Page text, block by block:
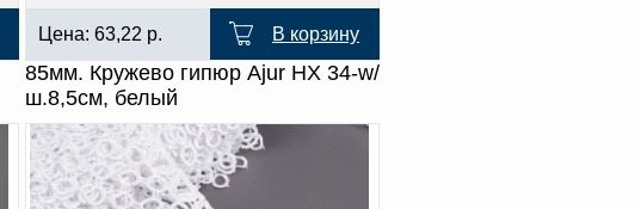
Цена: 63,22 р. В корзину
85мм. Кружево гипюр Ajur HX 34-w/
ш.8,5см, белый